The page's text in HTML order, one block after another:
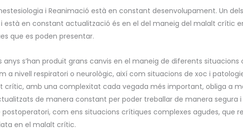
i Reanimació està en constant desenvolupament. Un
està en constant actualització és en el del maneig del malalt crític
que es poden presentar.
anys s’han produït grans canvis en el maneig de diferents
a nivell respiratori o neurològic, així com situacions de xoc i
crític, amb una complexitat cada vegada més important, obliga a
de manera constant per poder treballar de manera segura
com ens situacions crítiques complexes agudes, que
en el malalt crític.